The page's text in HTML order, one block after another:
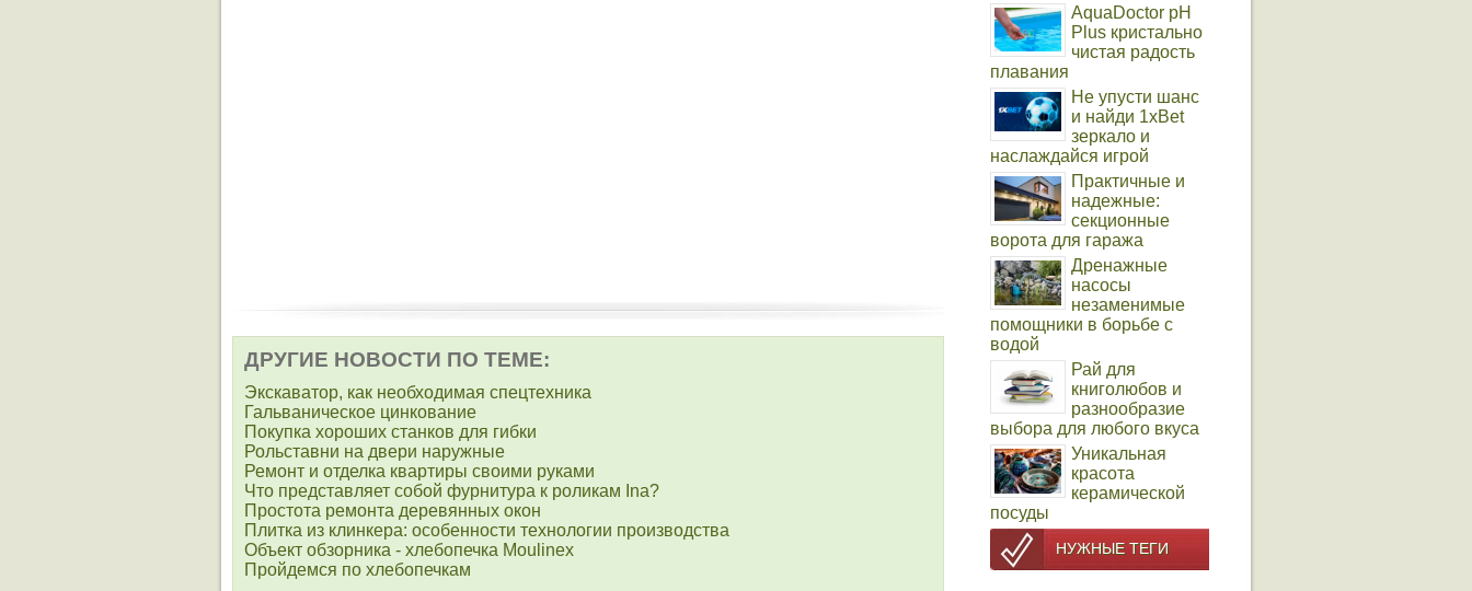
ДРУГИЕ НОВОСТИ ПО ТЕМЕ:
Экскаватор, как необходимая спецтехника
Гальваническое цинкование
Покупка хороших станков для гибки
Рольставни на двери наружные
Ремонт и отделка квартиры своими руками
Что представляет собой фурнитура к роликам Ina?
Простота ремонта деревянных окон
Плитка из клинкера: особенности технологии производства
Объект обзорника - хлебопечка Moulinex
Пройдемся по хлебопечкам
AquaDoctor pH
Plus кристально
чистая радость
плавания
Не упусти шанс
и найди 1xBet
зеркало и
наслаждайся игрой
Практичные и
надежные:
секционные
ворота для гаража
Дренажные
насосы
незаменимые
помощники в борьбе с
водой
Рай для
книголюбов и
разнообразие
выбора для любого вкуса
Уникальная
красота
керамической
посуды
НУЖНЫЕ ТЕГИ